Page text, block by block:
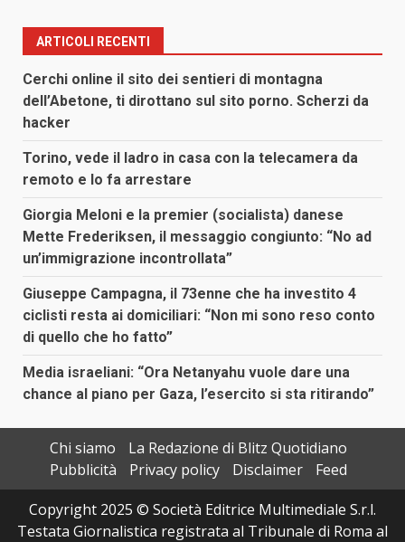
ARTICOLI RECENTI
Cerchi online il sito dei sentieri di montagna
dell’Abetone, ti dirottano sul sito porno. Scherzi da
hacker
Torino, vede il ladro in casa con la telecamera da
remoto e lo fa arrestare
Giorgia Meloni e la premier (socialista) danese
Mette Frederiksen, il messaggio congiunto: “No ad
un’immigrazione incontrollata”
Giuseppe Campagna, il 73enne che ha investito 4
ciclisti resta ai domiciliari: “Non mi sono reso conto
di quello che ho fatto”
Media israeliani: “Ora Netanyahu vuole dare una
chance al piano per Gaza, l’esercito si sta ritirando”
Chi siamo
La Redazione di Blitz Quotidiano
Pubblicità
Privacy policy Disclaimer
Feed
Copyright 2025 © Società Editrice Multimediale S.r.l.
Testata Giornalistica registrata al Tribunale di Roma al